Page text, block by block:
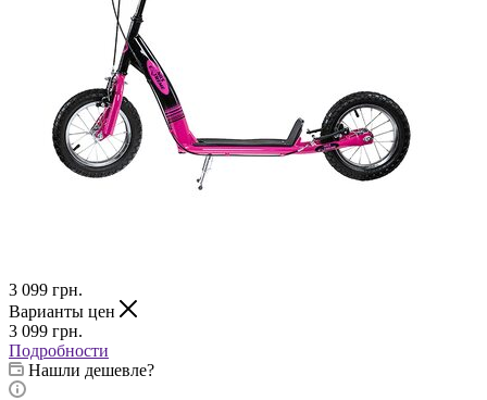
3 099 грн.
Варианты цен
3 099 грн.
Подробности
Нашли дешевле?